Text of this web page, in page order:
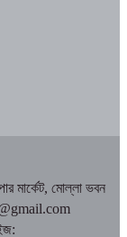
মার্কেট, মোল্লা ভবন